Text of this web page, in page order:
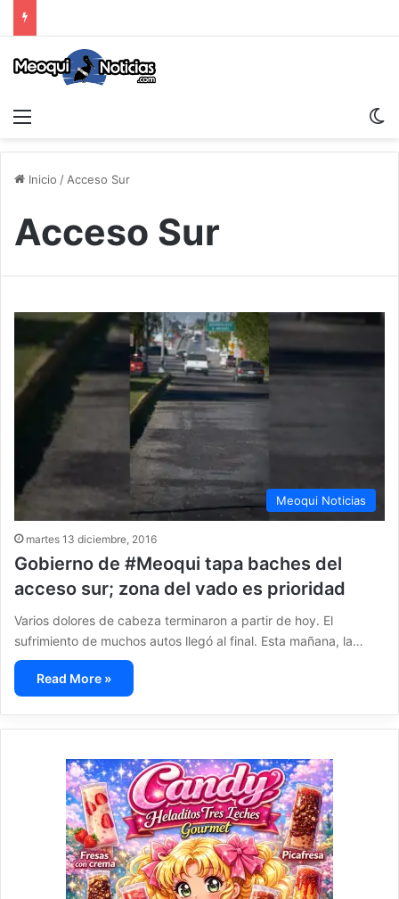
Inicio / Acceso Sur
Acceso Sur
Meoqui Noticias
martes 13 diciembre, 2016
Gobierno de #Meoqui tapa baches del
acceso sur; zona del vado es prioridad
Varios dolores de cabeza terminaron a partir de hoy. El
sufrimiento de muchos autos llegó al final. Esta mañana, la…
Read More »